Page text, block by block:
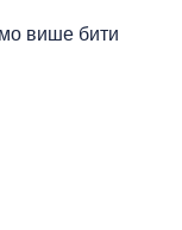
више бити